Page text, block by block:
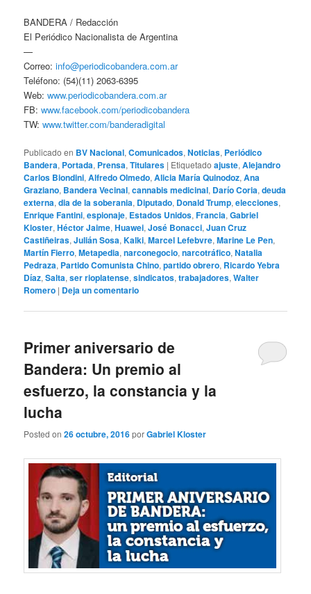
BANDERA / Redacción
El Periódico Nacionalista de Argentina
—
Correo:info@periodicobandera.com.ar
Teléfono: (54)(11) 2063-6395
Web:www.periodicobandera.com.ar
FB:www.facebook.com/periodicobandera
TW:www.twitter.com/banderadigital
Publicado en BV Nacional,Comunicados,Noticias, Periódico
Bandera, Portada, Prensa,Titulares | Etiquetado ajuste,Alejandro
Carlos Biondini,Alfredo Olmedo,Alicia María Quinodoz,Ana
Graziano, Bandera Vecinal,cannabis medicinal, Darío Coria,deuda
externa,dia de la soberania, Diputado, Donald Trump,elecciones,
Enrique Fantini,espionaje, Estados Unidos,Francia,Gabriel
Kloster,Héctor Jaime,Huawei,José Bonacci,Juan Cruz
Castiñeiras,Julián Sosa,Kalki,Marcel Lefebvre,Marine Le Pen,
Martín Fierro,Metapedia,narconegocio,narcotráfico,Natalia
Pedraza, Partido Comunista Chino,partido obrero, Ricardo Yebra
Díaz,Salta,ser rioplatense,sindicatos,trabajadores,Walter
Romero | Deja un comentario
Primer aniversario de
Bandera: Un premio al
esfuerzo, la constancia y la
lucha
Posted on26 octubre, 2016porGabriel Kloster